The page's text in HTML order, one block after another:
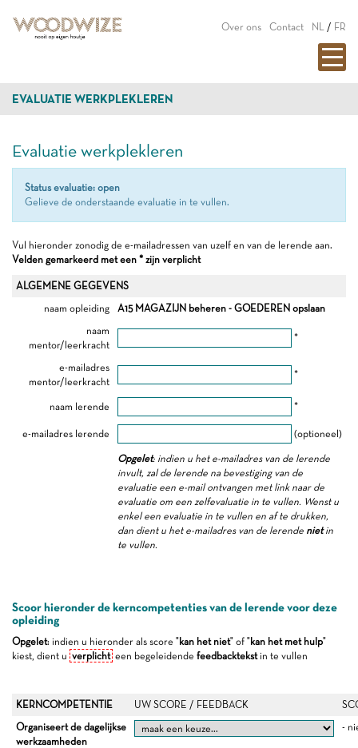
Over ons Contact NL / FR
EVALUATIE WERKPLEKLEREN
Evaluatie werkplekleren
Status evaluatie: open
Gelieve de onderstaande evaluatie in te vullen.
Vul hieronder zonodig de e-mailadressen van uzelf en van de lerende aan.
Velden gemarkeerd met een * zijn verplicht
ALGEMENE GEGEVENS
naam opleiding
A15 MAGAZIJN beheren - GOEDEREN opslaan
naam
mentor/leerkracht
*
e-mailadres
mentor/leerkracht
*
naam lerende *
e-mailadres lerende (optioneel)
Opgelet: indien u het e-mailadres van de lerende
invult, zal de lerende na bevestiging van de
evaluatie een e-mail ontvangen met link naar de
evaluatie om een zelfevaluatie in te vullen. Wenst u
enkel een evaluatie in te vullen en af te drukken,
dan dient u het e-mailadres van de lerende nietin
te vullen.
Scoor hieronder de kerncompetenties van de lerende voor deze
opleiding
Opgelet: indien u hieronder als score "kan het niet" of "kan het met hulp"
kiest, dient u verplicht een begeleidende feedbacktekstin te vullen
KERNCOMPETENTIE UW SCORE / FEEDBACK
Organiseert de dagelijkse
werkzaamheden
-